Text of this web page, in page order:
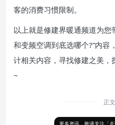
客的消费习惯限制。
以上就是修建界暖通频道为您
和变频空调到底选哪个?”内
计相关内容，寻找修建之美
~
正
更多资讯，敬请关注「